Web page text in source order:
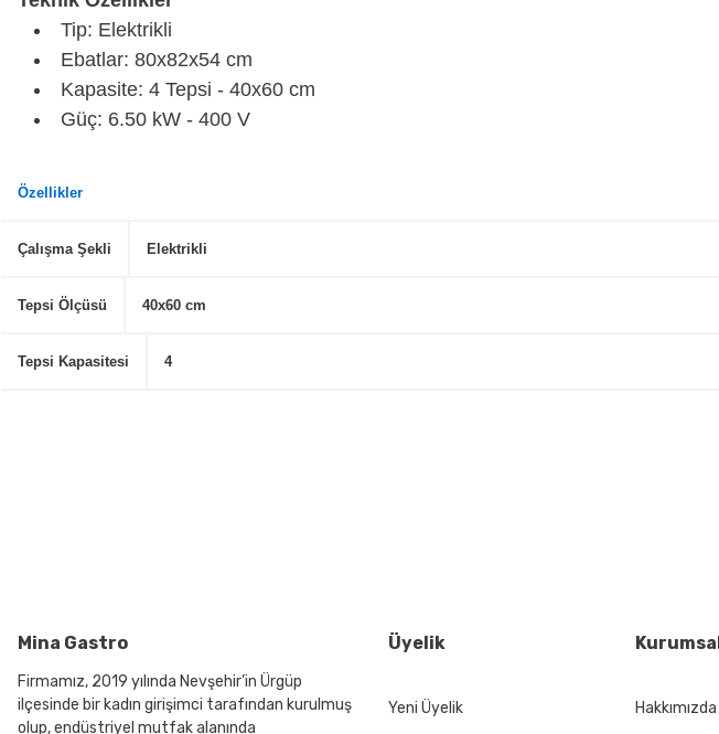
Tip: Elektrikli
Ebatlar: 80x82x54 cm
Kapasite: 4 Tepsi - 40x60 cm
Güç: 6.50 kW - 400 V
Özellikler
Çalışma Şekli Elektrikli
Tepsi Ölçüsü 40x60 cm
Tepsi Kapasitesi 4
Bu ürüne benzer farklı alternatifler olmalı.
Mina Gastro
Firmamız, 2019 yılında Nevşehir’in Ürgüp
ilçesinde bir kadın girişimci tarafından kurulmuş
olup, endüstriyel mutfak alanında
Üyelik
Yeni Üyelik Hakkımızda